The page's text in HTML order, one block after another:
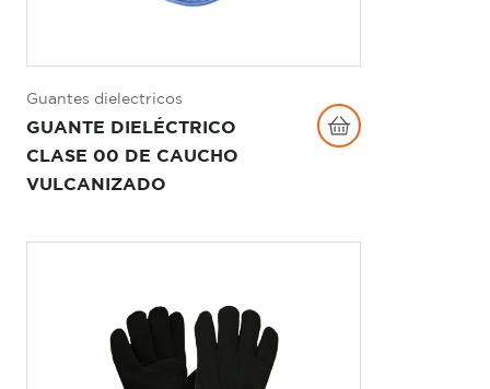
Guantes dielectricos
GUANTE DIELÉCTRICO
CLASE 00 DE CAUCHO
VULCANIZADO